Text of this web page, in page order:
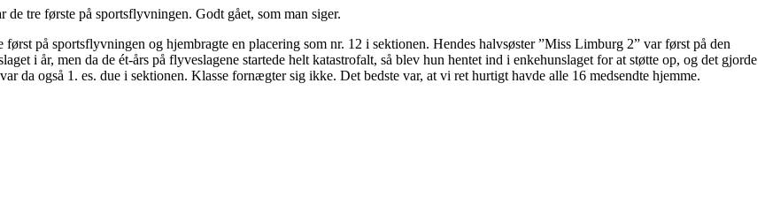
tre første på sportsflyvningen. Godt gået, som man siger.
på sportsflyvningen og hjembragte en placering som nr. 12 i sektionen. Hendes halvsøster ”Miss Limburg 2” var først på den
i år, men da de ét-års på flyveslagene startede helt katastrofalt, så blev hun hentet ind i enkehunslaget for at støtte op, og det gjorde
da også 1. es. due i sektionen. Klasse fornægter sig ikke. Det bedste var, at vi ret hurtigt havde alle 16 medsendte hjemme.